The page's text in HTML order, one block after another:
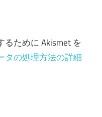
るために Akismet を
タの処理方法の詳細